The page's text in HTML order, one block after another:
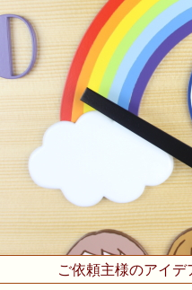
ご依頼主様のアイ